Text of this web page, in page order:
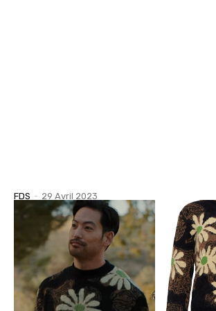
FDS - 29 Avril 2023